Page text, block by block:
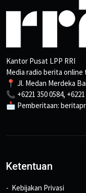
Kantor Pusat LPP RRI
Media radio berita online
📍 Jl. Medan Merdeka
📞 +6221 350 0584,
📩 Pemberitaan:
Ketentuan
Kebijakan Privasi